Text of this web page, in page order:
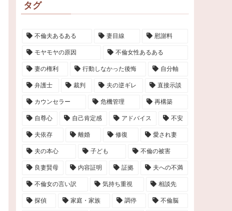
タグ
不倫夫あるある 妻目線 慰謝料
モヤモヤの原因 不倫女性あるある
妻の権利 行動しなかった後悔 自分軸
弁護士 裁判 夫の逆ギレ 直接示談
カウンセラー 危機管理 再構築
自尊心 自己肯定感 アドバイス 不安
夫依存 離婚 修復 愛され妻
夫の本心 子ども 不倫の被害
良妻賢母 内容証明 証拠 夫への不満
不倫女の言い訳 気持ち重視 相談先
探偵 家庭・家族 調停 不倫脳